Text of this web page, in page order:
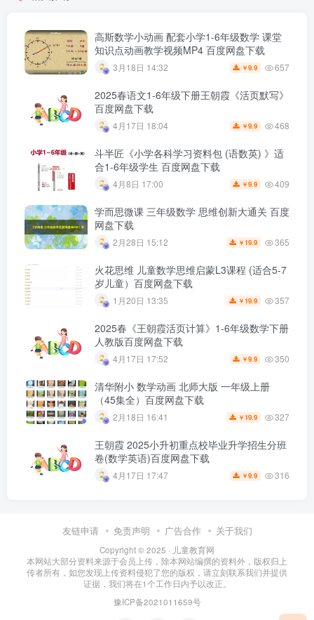
高斯数学小动画 配套小学1-6年级数学 课堂
知识点动画教学视频MP4 百度网盘下载
3月18日 14:32 ￥9.9 657
2025春语文1-6年级下册王朝霞《活页默写》
百度网盘下载
4月17日 18:04 ￥9.9 468
斗半匠《小学各科学习资料包 (语数英) 》适
合1-6年级学生 百度网盘下载
4月8日 17:00 ￥9.9 409
学而思微课 三年级数学 思维创新大通关 百度
网盘下载
2月28日 15:12 ￥ 19.9 365
火花思维 儿童数学思维启蒙L3课程 (适合5-7
岁儿童）百度网盘下载
1月20日 13:35 ￥ 19.9 357
2025春《王朝霞活页计算》1-6年级数学下册
人教版百度网盘下载
4月17日 17:52 ￥9.9 350
清华附小 数学动画 北师大版 一年级上册
（45集全）百度网盘下载
2月18日 16:41 ￥ 19.9 327
王朝霞 2025小升初重点校毕业升学招生分班
卷(数学英语)百度网盘下载
4月17日 17:47 ￥9.9 316
友链申请 免责声明 广告合作 关于我们
Copyright © 2025 · 儿童教育网
本网站大部分资料来源于会员上传，除本网站编撰的资料外，版权归上
传者所有，如您发现上传资料侵犯了您的版权，请立刻联系我们并提供
证据，我们将在1个工作日内予以改正。
豫ICP备2021011659号